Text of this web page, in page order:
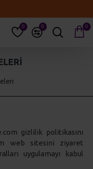
0 0 0
gizlilik politikasını
web sitesini ziyaret
uygulamayı kabul